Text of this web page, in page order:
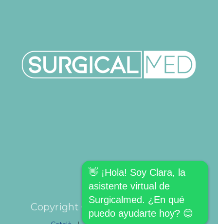
Copyright © SURGICALMED SL.
👋 ¡Hola! Soy Clara, la
asistente virtual de
Surgicalmed. ¿En qué
puedo ayudarte hoy? 😊